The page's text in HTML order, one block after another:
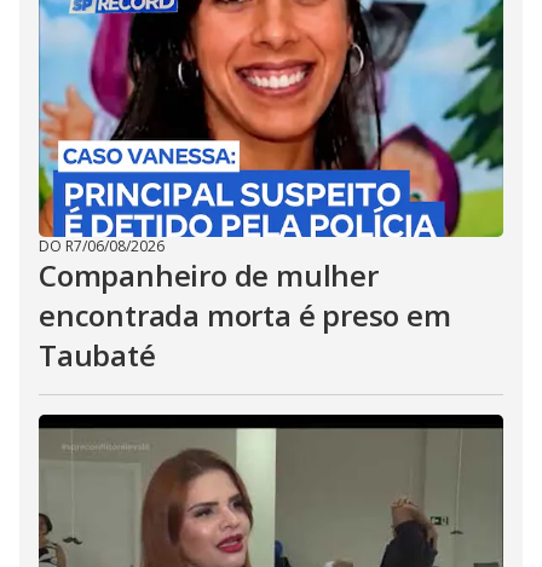
DO R7/06/08/2026
Companheiro de mulher
encontrada morta é preso em
Taubaté